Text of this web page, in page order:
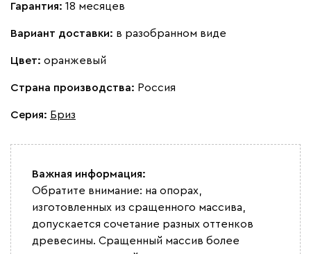
Гарантия: 18 месяцев
Вариант доставки: в разобранном виде
Цвет: оранжевый
Страна производства: Россия
Серия: Бриз
Важная информация:
Обратите внимание: на опорах,
изготовленных из сращенного массива,
допускается сочетание разных оттенков
древесины. Сращенный массив более